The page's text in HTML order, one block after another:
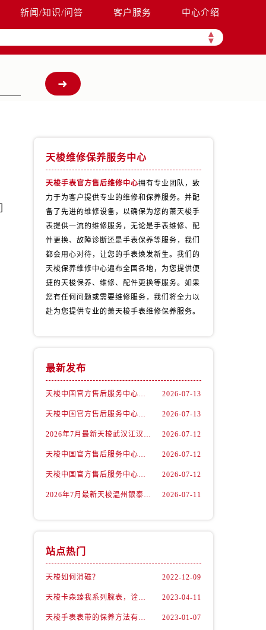
新闻/知识/问答 客户服务 中心介绍
▲
▼
天梭维修保养服务中心
天梭手表官方售后维修中心拥有专业团队，致
力于为客户提供专业的维修和保养服务。并配
备了先进的维修设备，以确保为您的萧天梭手
表提供一流的维修服务，无论是手表维修、配
件更换、故障诊断还是手表保养等服务，我们
都会用心对待，让您的手表焕发新生。我们的
天梭保养维修中心遍布全国各地，为您提供便
捷的天梭保养、维修、配件更换等服务。如果
您有任何问题或需要维修服务，我们将全力以
赴为您提供专业的萧天梭手表维修保养服务。
最新发布
天梭中国官方售后服务中心｜最新地址与24小时服务电话权威信息通告（2026年7月最新） 2026-07-13
天梭中国官方售后服务中心｜详细热线电话及全部网点地址权威信息通知（2026年7月最新） 2026-07-13
2026年7月最新天梭武汉江汉路印象城维修保养服务电话 2026-07-12
天梭中国官方售后服务中心｜最新地址及官方客服热线权威信息通告（2026年7月最新） 2026-07-12
天梭中国官方售后服务中心｜详细地址与售后热线权威信息通知（2026年7月最新） 2026-07-12
2026年7月最新天梭温州银泰百货瓯海店维修保养服务电话 2026-07-11
站点热门
天梭如何消磁？ 2022-12-09
天梭卡森臻我系列腕表，诠释着新青年的生活态度 2023-04-11
天梭手表表带的保养方法有哪些？ 2023-01-07